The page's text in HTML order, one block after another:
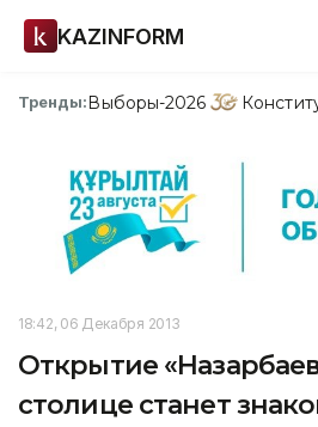
KAZINFORM
Тренды:Выборы-2026
18:42, 06 Декабря 2013
Открытие
столице станет